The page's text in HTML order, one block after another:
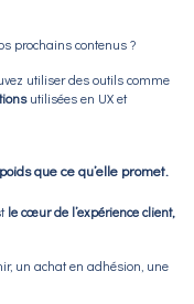
prochains contenus ?
utiliser des outils comme
utilisées en UX et
que ce qu’elle promet.
le cœur de l’expérience client,
un achat en adhésion, une